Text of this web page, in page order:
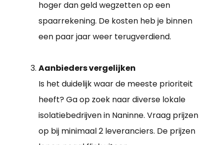
hoger dan geld wegzetten op een
spaarrekening. De kosten heb je binnen
een paar jaar weer terugverdiend.
Aanbieders vergelijken
Is het duidelijk waar de meeste prioriteit
heeft? Ga op zoek naar diverse lokale
isolatiebedrijven in Naninne. Vraag prijzen
op bij minimaal 2 leveranciers. De prijzen